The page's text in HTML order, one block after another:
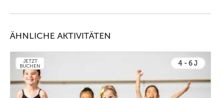
ÄHNLICHE AKTIVITÄTEN
JETZT
BUCHEN
4 - 6 J